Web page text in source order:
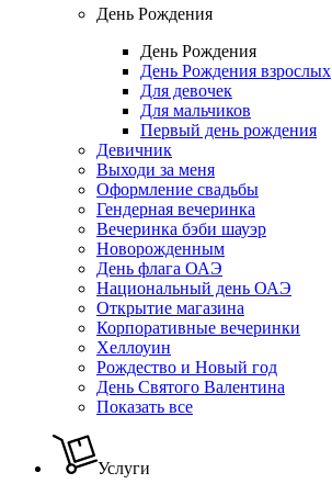
День Рождения
День Рождения
День Рождения взрослых
Для девочек
Для мальчиков
Первый день рождения
Девичник
Выходи за меня
Оформление свадьбы
Гендерная вечеринка
Вечеринка бэби шауэр
Новорожденным
День флага ОАЭ
Национальный день ОАЭ
Открытие магазина
Корпоративные вечеринки
Хеллоуин
Рождество и Новый год
День Святого Валентина
Показать все
Услуги